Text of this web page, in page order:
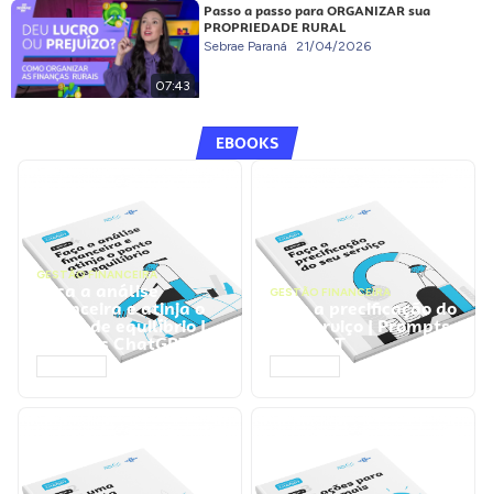
07:43
Passo a passo para ORGANIZAR sua
PROPRIEDADE RURAL
Sebrae Paraná 21/04/2026
EBOOKS
GESTÃO FINANCEIRA
Faça a análise
financeira e atinja o
ponto de equilíbrio |
Prompts ChatGPT
GESTÃO FINANCEIRA
Faça a precificação do
seu serviço | Prompts
ChatGPT